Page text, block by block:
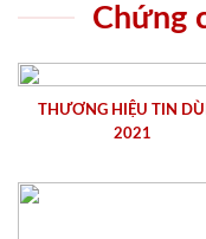
Chứng
THƯƠNG HIỆU TIN
2021